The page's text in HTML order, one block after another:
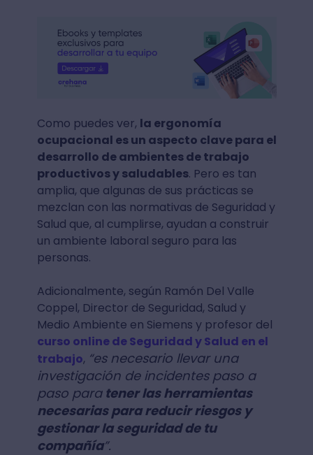
Como puedes ver, la ergonomía
ocupacional es un aspecto clave para el
desarrollo de ambientes de trabajo
productivos y saludables. Pero es tan
amplia, que algunas de sus prácticas se
mezclan con las normativas de Seguridad y
Salud que, al cumplirse, ayudan a construir
un ambiente laboral seguro para las
personas.
Adicionalmente, según Ramón Del Valle
Coppel, Director de Seguridad, Salud y
Medio Ambiente en Siemens y profesor del
curso online de Seguridad y Salud en el
trabajo, “es necesario llevar una
investigación de incidentes paso a
paso paratener las herramientas
necesarias para reducir riesgos y
gestionar la seguridad de tu
compañía”.